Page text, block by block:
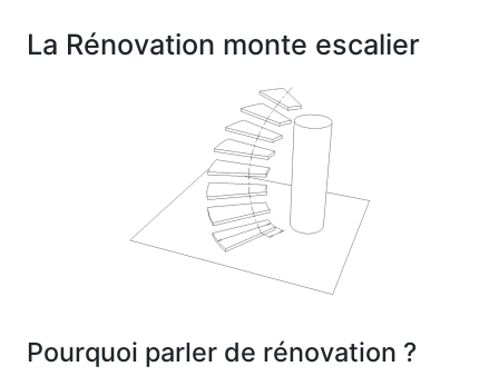
La Rénovation monte escalier
Pourquoi parler de rénovation ?